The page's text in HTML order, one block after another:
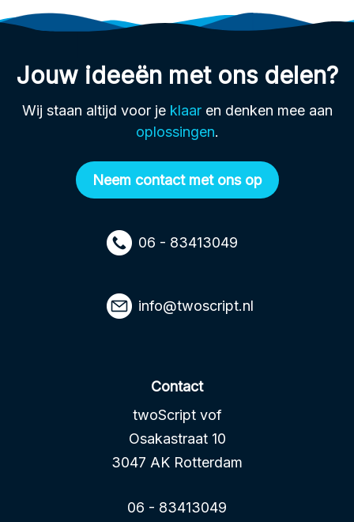
Jouw ideeën met ons delen?
Wij staan altijd voor je klaaren denken mee aan
oplossingen.
Neem contact met ons op
06 - 83413049
info@twoscript.nl
Contact
twoScript vof
Osakastraat 10
3047 AK Rotterdam
06 - 83413049